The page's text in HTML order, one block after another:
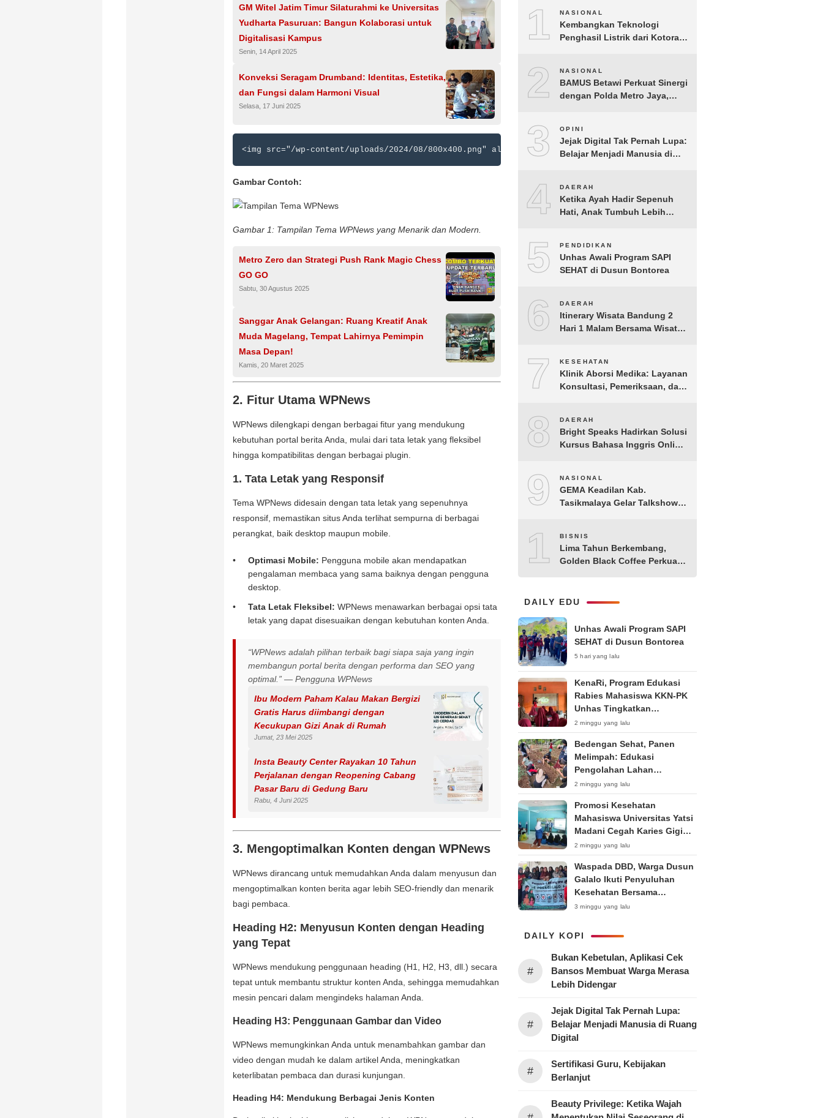
GM Witel Jatim Timur Silaturahmi ke Universitas
Yudharta Pasuruan: Bangun Kolaborasi untuk
Digitalisasi Kampus
Senin, 14 April 2025
Konveksi Seragam Drumband: Identitas, Estetika,
dan Fungsi dalam Harmoni Visual
Selasa, 17 Juni 2025
Gambar Contoh:
Gambar 1: Tampilan Tema WPNews yang Menarik dan Modern.
Metro Zero dan Strategi Push Rank Magic Chess
GO GO
Sabtu, 30 Agustus 2025
Sanggar Anak Gelangan: Ruang Kreatif Anak
Muda Magelang, Tempat Lahirnya Pemimpin
Masa Depan!
Kamis, 20 Maret 2025
2. Fitur Utama WPNews
WPNews dilengkapi dengan berbagai fitur yang mendukung
kebutuhan portal berita Anda, mulai dari tata letak yang fleksibel
hingga kompatibilitas dengan berbagai plugin.
1. Tata Letak yang Responsif
Tema WPNews didesain dengan tata letak yang sepenuhnya
responsif, memastikan situs Anda terlihat sempurna di berbagai
perangkat, baik desktop maupun mobile.
Optimasi Mobile: Pengguna mobile akan mendapatkan
pengalaman membaca yang sama baiknya dengan pengguna
desktop.
Tata Letak Fleksibel: WPNews menawarkan berbagai opsi tata
letak yang dapat disesuaikan dengan kebutuhan konten Anda.
“WPNews adalah pilihan terbaik bagi siapa saja yang ingin
membangun portal berita dengan performa dan SEO yang
optimal.” — Pengguna WPNews
Ibu Modern Paham Kalau Makan Bergizi
Gratis Harus diimbangi dengan
Kecukupan Gizi Anak di Rumah
Jumat, 23 Mei 2025
Insta Beauty Center Rayakan 10 Tahun
Perjalanan dengan Reopening Cabang
Pasar Baru di Gedung Baru
Rabu, 4 Juni 2025
3. Mengoptimalkan Konten dengan WPNews
WPNews dirancang untuk memudahkan Anda dalam menyusun dan
mengoptimalkan konten berita agar lebih SEO-friendly dan menarik
bagi pembaca.
Heading H2: Menyusun Konten dengan Heading
yang Tepat
WPNews mendukung penggunaan heading (H1, H2, H3, dll.) secara
tepat untuk membantu struktur konten Anda, sehingga memudahkan
mesin pencari dalam mengindeks halaman Anda.
Heading H3: Penggunaan Gambar dan Video
WPNews memungkinkan Anda untuk menambahkan gambar dan
video dengan mudah ke dalam artikel Anda, meningkatkan
keterlibatan pembaca dan durasi kunjungan.
Heading H4: Mendukung Berbagai Jenis Konten
1 NASIONAL
Kembangkan Teknologi
Penghasil Listrik dari Kotoran
2 NASIONAL
BAMUS Betawi Perkuat Sinergi
dengan Polda Metro Jaya,
Kondusif Jelang HUT ke-81
Republik Indonesia
3 OPINI
Jejak Digital Tak Pernah Lupa:
Belajar Menjadi Manusia di
4 DAERAH
Ketika Ayah Hadir Sepenuh
Hati, Anak Tumbuh Lebih
5 PENDIDIKAN
Unhas Awali Program SAPI
SEHAT di Dusun Bontorea
6 DAERAH
Itinerary Wisata Bandung 2
Hari 1 Malam Bersama Wisata
7 KESEHATAN
Klinik Aborsi Medika: Layanan
Konsultasi, Pemeriksaan, dan
8 DAERAH
Bright Speaks Hadirkan Solusi
Kursus Bahasa Inggris Online
Bicara
9 NASIONAL
GEMA Keadilan Kab.
Tasikmalaya Gelar Talkshow
Negara di Era Post-Truth”
10BISNIS
Lima Tahun Berkembang,
Golden Black Coffee Perkuat
DAILY EDU
Unhas Awali Program SAPI
SEHAT di Dusun Bontorea
5 hari yang lalu
KenaRi, Program Edukasi
Rabies Mahasiswa KKN-PK
Unhas Tingkatkan
Kesadaran Siswa SD Negeri 4
Maccorawalie
2 minggu yang lalu
Bedengan Sehat, Panen
Melimpah: Edukasi
Pengolahan Lahan
Bedengan Organik bagi KWT
dan Ibu PKK RT 04 RW 01
Kelurahan Pakintelan
2 minggu yang lalu
Promosi Kesehatan
Mahasiswa Universitas Yatsi
Madani Cegah Karies Gigi
Anak
2 minggu yang lalu
Waspada DBD, Warga Dusun
Galalo Ikuti Penyuluhan
Kesehatan Bersama
Mahasiswa Pemberdayaan
Surabaya 2026
3 minggu yang lalu
DAILY KOPI
#
Bukan Kebetulan, Aplikasi Cek
Bansos Membuat Warga Merasa
Lebih Didengar
#
Jejak Digital Tak Pernah Lupa:
Belajar Menjadi Manusia di Ruang
Digital
#
Sertifikasi Guru, Kebijakan
Berlanjut
Beauty Privilege: Ketika Wajah